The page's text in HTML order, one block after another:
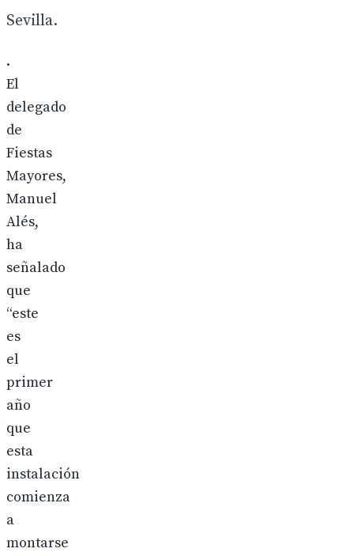
Sevilla.
.
El
delegado
de
Fiestas
Mayores,
Manuel
Alés,
ha
señalado
que
“este
es
el
primer
año
que
esta
instalación
comienza
a
montarse